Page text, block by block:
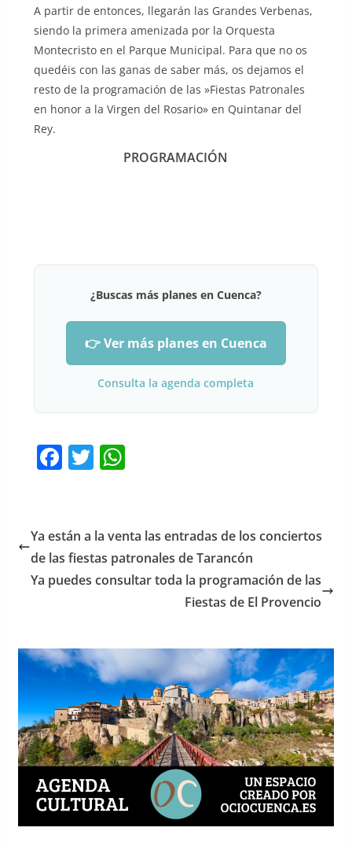
A partir de entonces, llegarán las Grandes Verbenas,
siendo la primera amenizada por la Orquesta
Montecristo en el Parque Municipal. Para que no os
quedéis con las ganas de saber más, os dejamos el
resto de la programación de las »Fiestas Patronales
en honor a la Virgen del Rosario» en Quintanar del
Rey.
PROGRAMACIÓN
¿Buscas más planes en Cuenca?
👉 Ver más planes en Cuenca
Consulta la agenda completa
F
e
b
o
T
er
W
s
A
p
Ya están a la venta las entradas de los conciertos
de las fiestas patronales de Tarancón
Ya puedes consultar toda la programación de las
Fiestas de El Provencio